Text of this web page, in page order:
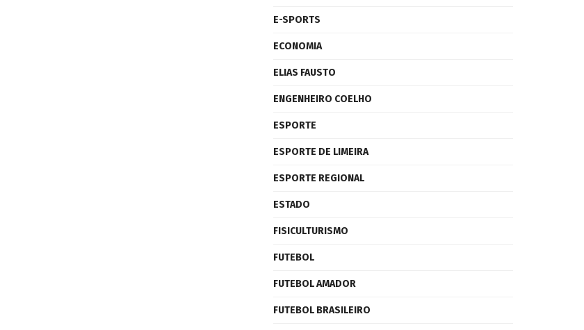
E-SPORTS
ECONOMIA
ELIAS FAUSTO
ENGENHEIRO COELHO
ESPORTE
ESPORTE DE LIMEIRA
ESPORTE REGIONAL
ESTADO
FISICULTURISMO
FUTEBOL
FUTEBOL AMADOR
FUTEBOL BRASILEIRO